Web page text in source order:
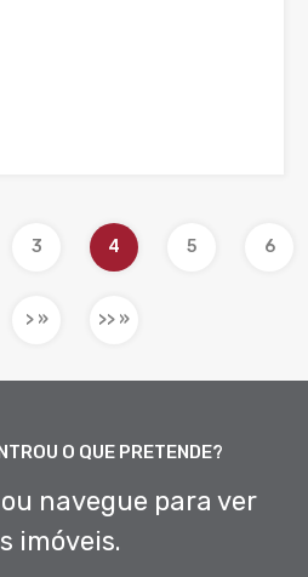
3 4 5 6
> » >> »
O QUE PRETENDE?
navegue para ver
imóveis.